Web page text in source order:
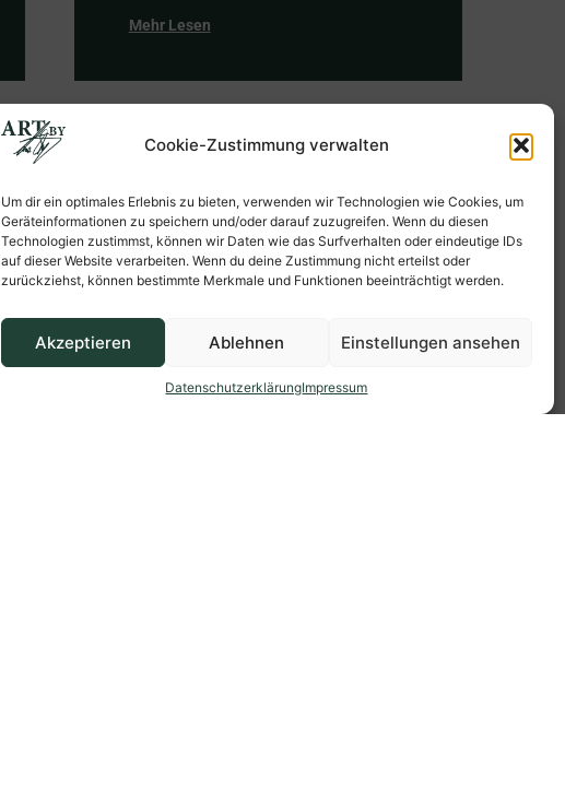
Cookie-Zustimmung verwalten
Um dir ein optimales Erlebnis zu bieten, verwenden wir Technologien wie Cookies, um
Geräteinformationen zu speichern und/oder darauf zuzugreifen. Wenn du diesen
Technologien zustimmst, können wir Daten wie das Surfverhalten oder eindeutige IDs
auf dieser Website verarbeiten. Wenn du deine Zustimmung nicht erteilst oder
zurückziehst, können bestimmte Merkmale und Funktionen beeinträchtigt werden.
Akzeptieren Ablehnen Einstellungen ansehen
DatenschutzerklärungImpressum
Mehr Lesen